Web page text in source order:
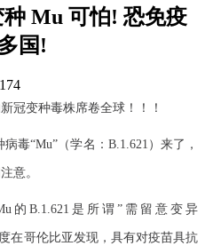
Mu 可怕! 恐免疫
国!
174
冠变种毒株席卷全球！！！
毒“Mu”（学名：B.1.621）来了，
意。
的B.1.621是所谓”需留意变异
在哥伦比亚发现，具有对疫苗具抗